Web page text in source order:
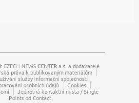
CZECH NEWS CENTER a.s. a dodavatelé
práva k publikovaným materiálům
služby informační společnosti
osobních údajů
Cookies
Jednotná kontaktní místa / Single
Points od Contact